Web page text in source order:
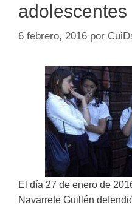
adolescentes
6 febrero, 2016 por
El día 27 de enero de
Navarrete Guillén